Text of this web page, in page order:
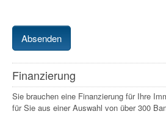
Finanzierung
Sie brauchen eine Finanzierung für Ihre
für Sie aus einer Auswahl von über 300